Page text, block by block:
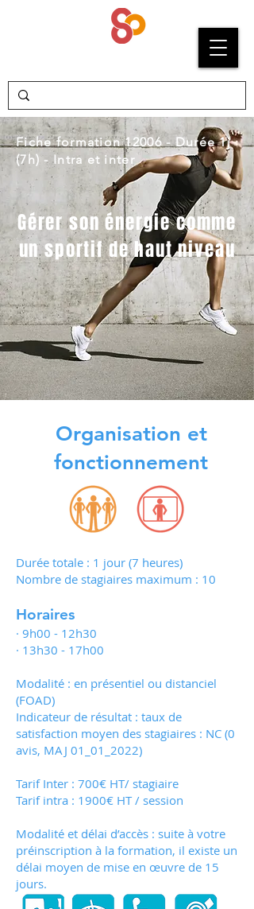
Fiche formation 12006 - Durée 1j
(7h) - Intra et inter
Gérer son énergie comme
un sportif de haut niveau
Organisation et
fonctionnement
Durée totale : 1 jour (7 heures)
Nombre de stagiaires maximum : 10
Horaires
· 9h00 - 12h30
· 13h30 - 17h00
Modalité : en présentiel ou distanciel
(FOAD)
Indicateur de résultat : taux de
satisfaction moyen des stagiaires : NC (0
avis, MAJ 01_01_2022)
Tarif Inter : 700€ HT/ stagiaire
Tarif intra : 1900€ HT / session
Modalité et délai d’accès : suite à votre
préinscription à la formation, il existe un
délai moyen de mise en œuvre de 15
jours.